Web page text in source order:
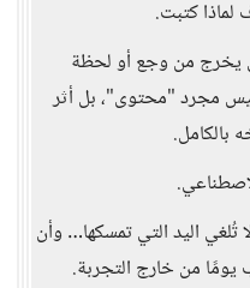
لماذا كتبت.
يخرج من وجع أو لحظة
مجرد "محتوى"، بل أثر
بالكامل.
تُلغي اليد التي تمسكها… وأن
من خارج التجربة.